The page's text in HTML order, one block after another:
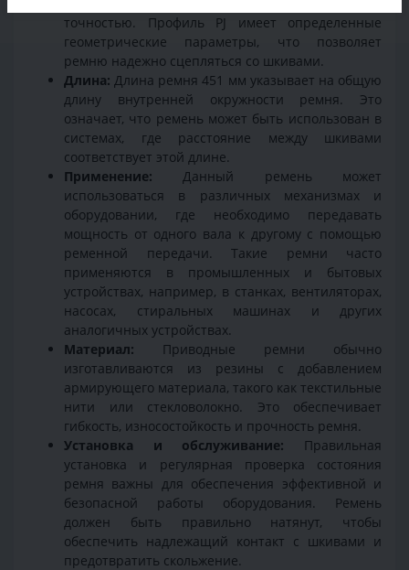
точностью. Профиль PJ имеет определенные
геометрические параметры, что позволяет
ремню надежно сцепляться со шкивами.
Длина: Длина ремня 451 мм указывает на общую
длину внутренней окружности ремня. Это
означает, что ремень может быть использован в
системах, где расстояние между шкивами
соответствует этой длине.
Применение: Данный ремень может
использоваться в различных механизмах и
оборудовании, где необходимо передавать
мощность от одного вала к другому с помощью
ременной передачи. Такие ремни часто
применяются в промышленных и бытовых
устройствах, например, в станках, вентиляторах,
насосах, стиральных машинах и других
аналогичных устройствах.
Материал: Приводные ремни обычно
изготавливаются из резины с добавлением
армирующего материала, такого как текстильные
нити или стекловолокно. Это обеспечивает
гибкость, износостойкость и прочность ремня.
Установка и обслуживание: Правильная
установка и регулярная проверка состояния
ремня важны для обеспечения эффективной и
безопасной работы оборудования. Ремень
должен быть правильно натянут, чтобы
обеспечить надлежащий контакт с шкивами и
предотвратить скольжение.